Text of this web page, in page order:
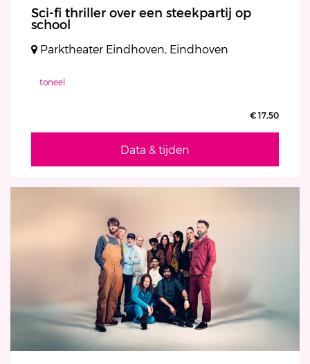
Sci-fi thriller over een steekpartij op
school
Parktheater Eindhoven, Eindhoven
toneel
€ 17,50
Data & tijden